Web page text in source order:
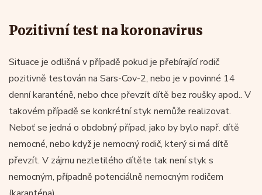
Pozitivní test na koronavirus
Situace je odlišná v případě pokud je přebírající rodič
pozitivně testován na Sars-Cov-2, nebo je v povinné 14
denní karanténě, nebo chce převzít dítě bez roušky apod.. V
takovém případě se konkrétní styk nemůže realizovat.
Neboť se jedná o obdobný případ, jako by bylo např. dítě
nemocné, nebo když je nemocný rodič, který si má dítě
převzít. V zájmu nezletilého dítěte tak není styk s
nemocným, případně potenciálně nemocným rodičem